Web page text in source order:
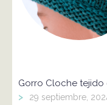
Gorro Cloche tejido
> 29 septiembre,